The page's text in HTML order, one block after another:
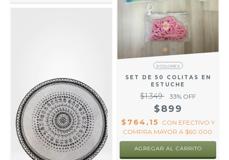
3 COLORES
SET DE 50 COLITAS EN
ESTUCHE
$1.349 33% OFF
$899
$764,15 CON EFECTIVO Y
COMPRA MAYOR A $60.000.
AGREGAR AL CARRITO